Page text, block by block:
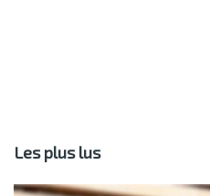
Les plus lus